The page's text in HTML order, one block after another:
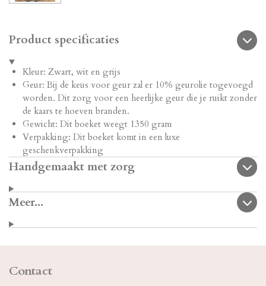
Product specificaties
Kleur: Zwart, wit en grijs
Geur: Bij de keus voor geur zal er 10% geurolie togevoegd
worden. Dit zorg voor een heerlijke geur die je ruikt zonder
de kaars te hoeven branden.
Gewicht: Dit boeket weegt 1350 gram
Verpakking: Dit boeket komt in een luxe
geschenkverpakking
Handgemaakt met zorg
Meer...
Contact